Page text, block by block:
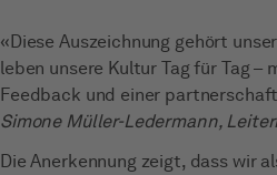
«Diese Auszeichnung gehört
leben unsere Kultur Tag für Tag
Feedback und einer
Simone Müller-Ledermann,
Die Anerkennung zeigt, dass wir